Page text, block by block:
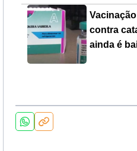
contra
ainda é